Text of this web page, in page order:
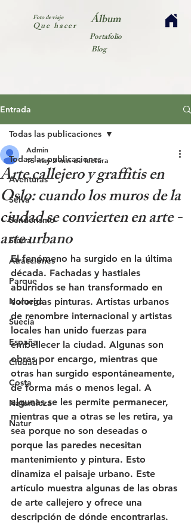
Foto de viaje
Que hacer Álbum
Portafolio
Blog
Entrada
Todas las publicaciones
Aventuras
Selva
Senderismo
Sierra
Atracciónes
Parque
Noruega
Suecia
España
Ciudad
Costa
Naturaleza
Natur
Todas las publicaciones
Arte callejero y graffitis en
Oslo: cuando los muros de la
ciudad se convierten en arte -
arte urbano
Admin
15 may 2 min de lectura
El fenómeno ha surgido en la última
década. Fachadas y hastiales
aburridos se han transformado en
coloridas pinturas. Artistas urbanos
de renombre internacional y artistas
locales han unido fuerzas para
embellecer la ciudad. Algunas son
obras por encargo, mientras que
otras han surgido espontáneamente,
de forma más o menos legal. A
algunas se les permite permanecer,
mientras que a otras se les retira, ya
sea porque no son deseadas o
porque las paredes necesitan
mantenimiento y pintura. Esto
dinamiza el paisaje urbano. Este
artículo muestra algunas de las obras
de arte callejero y ofrece una
descripción de dónde encontrarlas.